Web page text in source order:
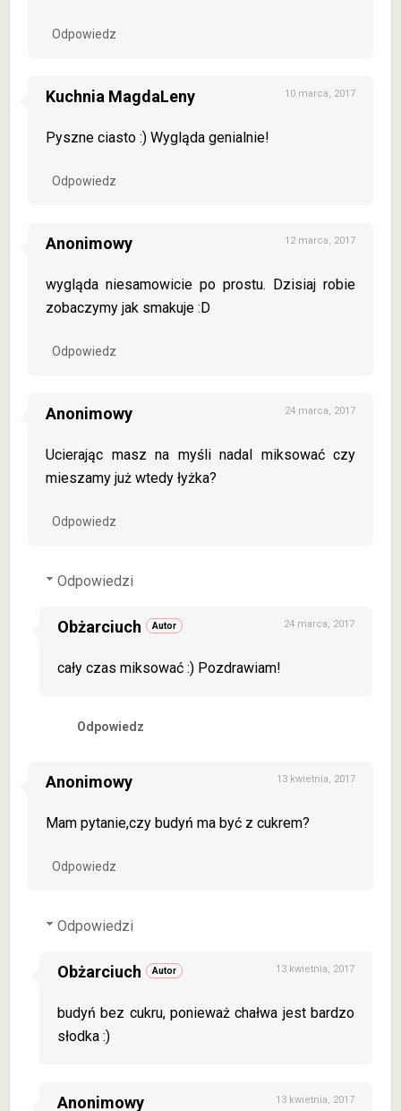
Odpowiedz
Kuchnia MagdaLeny 10 marca, 2017
Pyszne ciasto :) Wygląda genialnie!
Odpowiedz
Anonimowy 12 marca, 2017
wygląda niesamowicie po prostu. Dzisiaj robie
zobaczymy jak smakuje :D
Odpowiedz
Anonimowy 24 marca, 2017
Ucierając masz na myśli nadal miksować czy
mieszamy już wtedy łyżka?
Odpowiedz
Odpowiedzi
Obżarciuch 24 marca, 2017
cały czas miksować :) Pozdrawiam!
Odpowiedz
Anonimowy 13 kwietnia, 2017
Mam pytanie,czy budyń ma być z cukrem?
Odpowiedz
Odpowiedzi
Obżarciuch 13 kwietnia, 2017
budyń bez cukru, ponieważ chałwa jest bardzo
słodka :)
Anonimowy 13 kwietnia, 2017